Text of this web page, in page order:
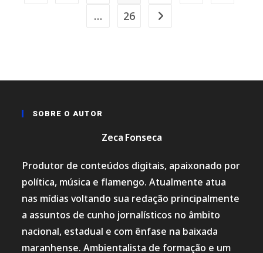
…
26 Ir para a próxima página
SOBRE O AUTOR
Zeca Fonseca
Produtor de conteúdos digitais, apaixonado por
política, música e flamengo. Atualmente atua
nas mídias voltando sua redação principalmente
a assuntos de cunho jornalísticos no âmbito
nacional, estadual e com ênfase na baixada
maranhense. Ambientalista de formação e um